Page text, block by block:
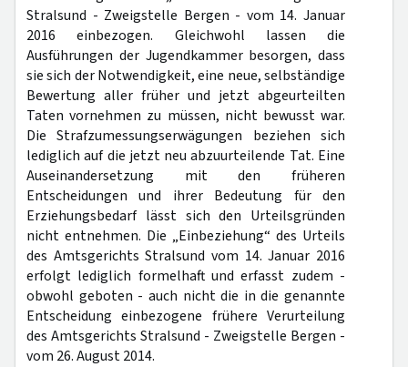
Stralsund - Zweigstelle Bergen - vom 14. Januar
2016 einbezogen. Gleichwohl lassen die
Ausführungen der Jugendkammer besorgen, dass
sie sich der Notwendigkeit, eine neue, selbständige
Bewertung aller früher und jetzt abgeurteilten
Taten vornehmen zu müssen, nicht bewusst war.
Die Strafzumessungserwägungen beziehen sich
lediglich auf die jetzt neu abzuurteilende Tat. Eine
Auseinandersetzung mit den früheren
Entscheidungen und ihrer Bedeutung für den
Erziehungsbedarf lässt sich den Urteilsgründen
nicht entnehmen. Die „Einbeziehung“ des Urteils
des Amtsgerichts Stralsund vom 14. Januar 2016
erfolgt lediglich formelhaft und erfasst zudem -
obwohl geboten - auch nicht die in die genannte
Entscheidung einbezogene frühere Verurteilung
des Amtsgerichts Stralsund - Zweigstelle Bergen -
vom 26. August 2014.